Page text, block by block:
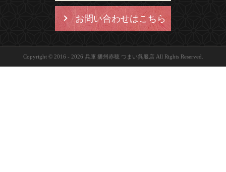
お問い合わせはこちら
Copyright © 2016 - 2026 兵庫 播州赤穂 つまい呉服店 All Rights Reserved.